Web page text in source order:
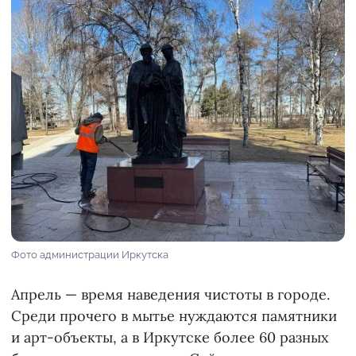
Фото администрации Иркутска
Апрель — время наведения чистоты в городе.
Среди прочего в мытье нуждаются памятники
и арт-объекты, а в Иркутске более 60 разных